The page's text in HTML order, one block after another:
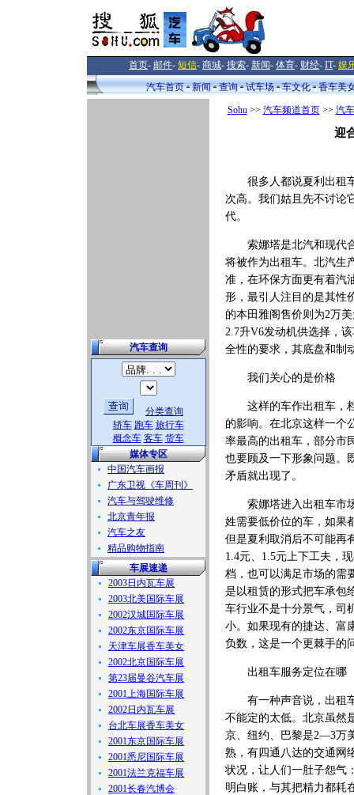
首页- 邮件- 短信- 商城- 搜索- 新闻- 体育- 财经- IT- 娱
汽车首页
新闻 查询 试车场 车文化 香车美
汽车查询
分类查询
轿车 跑车 旅行车
概念车 客车 货车
媒体专区
中国汽车画报
广东卫视《车周刊》
汽车与驾驶维修
北京青年报
汽车之友
精品购物指南
车展速递
2003日内瓦车展
2003北美国际车展
2002汉城国际车展
2002东京国际车展
天津车展香车美女
2002北京国际车展
第23届曼谷汽车展
2001上海国际车展
2002日内瓦车展
台北车展香车美女
2001东京国际车展
2001悉尼国际车展
2001法兰克福车展
2001长春汽博会
Sohu>> 汽车频道首页>> 汽
迎
很多人都说夏利出租车
次高。我们姑且先不讨论
代。
索娜塔是北汽和现代合
将被作为出租车。北汽生
准，在环保方面更有着汽
形，最引人注目的是其性
的本田雅阁售价则为2万
2.7升V6发动机供选择，
全性的要求，其底盘和制
我们关心的是价格
这样的车作出租车，档
的影响。在北京这样一个
率最高的出租车，部分市
也要顾及一下形象问题。
矛盾就出现了。
索娜塔进入出租车市场
姓需要低价位的车，如果
但是夏利取消后不可能再
1.4元、1.5元上下工夫，
档，也可以满足市场的需
是以租赁的形式把车承包
车行业不是十分景气，司
小。如果现有的捷达、富
负数，这是一个更棘手的
出租车服务定位在哪
有一种声音说，出租车
不能定的太低。北京虽然
京、纽约、巴黎是2—3万
熟，有四通八达的交通网
状况，让人们一肚子怨气
明白账，与其把精力都耗